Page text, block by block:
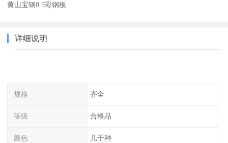
黄山宝钢0.5彩钢板
详细说明
规格 齐全
等级 合格品
颜色 几千种